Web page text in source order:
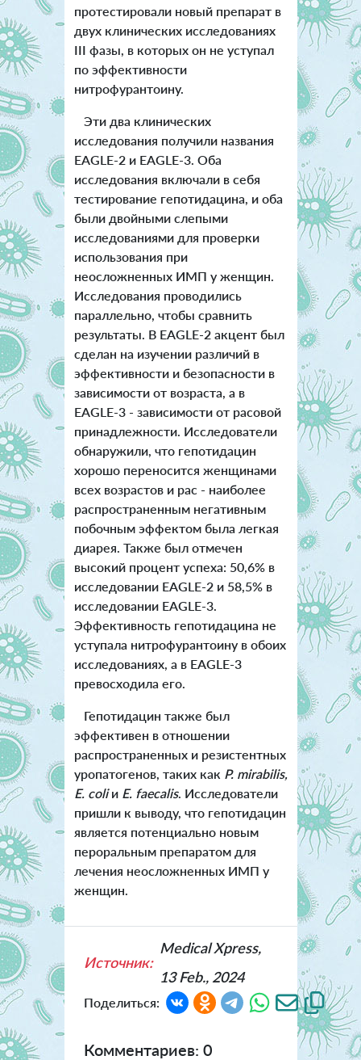
протестировали новый препарат в
двух клинических исследованиях
III фазы, в которых он не уступал
по эффективности
нитрофурантоину.
Эти два клинических
исследования получили названия
EAGLE-2 и EAGLE-3. Оба
исследования включали в себя
тестирование гепотидацина, и оба
были двойными слепыми
исследованиями для проверки
использования при
неосложненных ИМП у женщин.
Исследования проводились
параллельно, чтобы сравнить
результаты. В EAGLE-2 акцент был
сделан на изучении различий в
эффективности и безопасности в
зависимости от возраста, а в
EAGLE-3 - зависимости от расовой
принадлежности. Исследователи
обнаружили, что гепотидацин
хорошо переносится женщинами
всех возрастов и рас - наиболее
распространенным негативным
побочным эффектом была легкая
диарея. Также был отмечен
высокий процент успеха: 50,6% в
исследовании EAGLE-2 и 58,5% в
исследовании EAGLE-3.
Эффективность гепотидацина не
уступала нитрофурантоину в обоих
исследованиях, а в EAGLE-3
превосходила его.
Гепотидацин также был
эффективен в отношении
распространенных и резистентных
уропатогенов, таких как P. mirabilis,
E. coliиE. faecalis. Исследователи
пришли к выводу, что гепотидацин
является потенциально новым
пероральным препаратом для
лечения неосложненных ИМП у
женщин.
Источник:
Medical Xpress,
13 Feb., 2024
Поделиться:
Комментариев: 0